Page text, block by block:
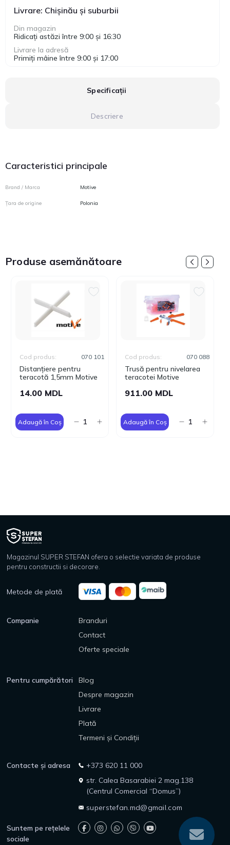
Livrare: Chișinău și suburbii
Din magazin
Ridicați astăzi între 9:00 și 16:30
Livrare la adresă
Primiți mâine între 9:00 și 17:00
Specificații
Descriere
Caracteristici principale
Brand / Marca Motive
Țara de origine Polonia
Produse asemănătoare
Distanțiere pentru
teracotă 1,5mm Motive
Cod produs: 070 101
14.00 MDL
Adaugă în Coș
Trusă pentru nivelarea
teracotei Motive
Cod produs: 070 088
911.00 MDL
Adaugă în Coș
Magazinul SUPER STEFAN ofera o selectie variata de produse
pentru constructii si decorare.
Metode de plată
Companie
Branduri
Contact
Oferte speciale
Pentru cumpărători
Blog
Despre magazin
Livrare
Plată
Termeni și Condiții
Contacte și adresa
+373 620 11 000
str. Calea Basarabiei 2 mag.138
(Centrul Comercial “Domus”)
superstefan.md@gmail.com
Suntem pe rețelele
sociale